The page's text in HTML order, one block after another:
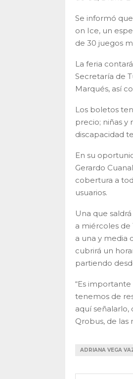
Se informó
on Ice, un
de 30 juegos
La feria
Secretaría de
Marqués, así
Los boletos
precio; niñas y
discapacidad
En su
Gerardo
cobertura a
usuarios.
Una que
a miércoles de
a una y media
cubrirá un
partiendo
“Es
tenemos de
aquí señalarlo,
Qrobus, de las
ADRIANA VEGA